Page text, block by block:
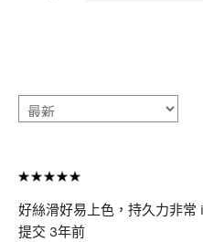
好絲滑好易上色，持久力非
提交 3年前